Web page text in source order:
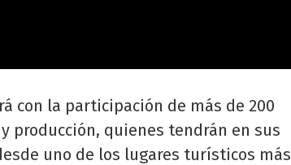
con la participación de más de 200
producción, quienes tendrán en sus
uno de los lugares turísticos más